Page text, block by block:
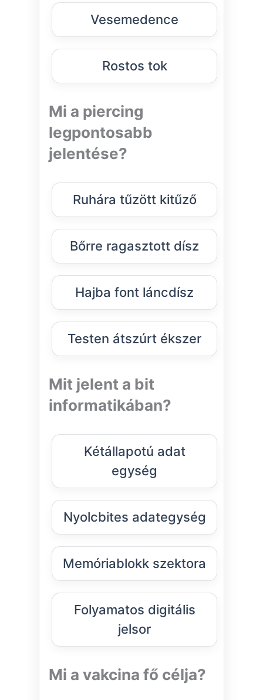
Vesemedence
Rostos tok
Mi a piercing
legpontosabb
jelentése?
Ruhára tűzött kitűző
Bőrre ragasztott dísz
Hajba font láncdísz
Testen átszúrt ékszer
Mit jelent a bit
informatikában?
Kétállapotú adat
egység
Nyolcbites adategység
Memóriablokk szektora
Folyamatos digitális
jelsor
Mi a vakcina fő célja?